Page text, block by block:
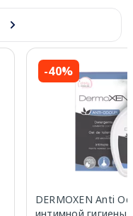
-40%
DERMOXEN Anti
интимной